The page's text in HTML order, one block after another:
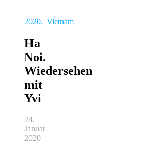
2020, Vietnam
Ha
Noi.
Wiedersehen
mit
Yvi
24.
Januar
2020